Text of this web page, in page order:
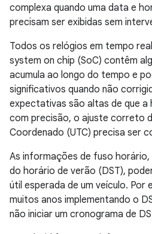
complexa quando uma data e
precisam ser exibidas sem
Todos os relógios em tempo
system on chip (SoC) contêm
acumula ao longo do tempo e
significativos quando não
expectativas são altas de que a
com precisão, o ajuste correto
Coordenado (UTC) precisa ser
As informações de fuso
do horário de verão (DST),
útil esperada de um veículo. Por
muitos anos implementando o
não iniciar um cronograma de